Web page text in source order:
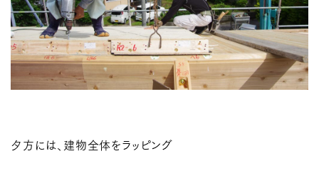
夕方には、建物全体をラッピング